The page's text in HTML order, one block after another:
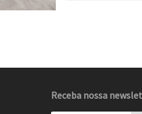
Receba nossa